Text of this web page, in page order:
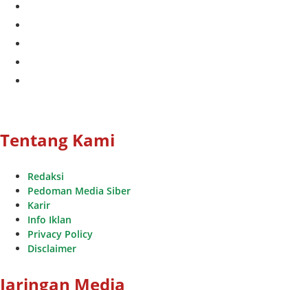
Tentang Kami
Redaksi
Pedoman Media Siber
Karir
Info Iklan
Privacy Policy
Disclaimer
Jaringan Media